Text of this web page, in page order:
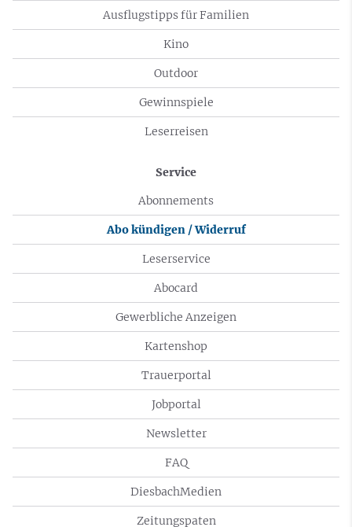
Ausflugstipps für Familien
Kino
Outdoor
Gewinnspiele
Leserreisen
Service
Abonnements
Abo kündigen / Widerruf
Leserservice
Abocard
Gewerbliche Anzeigen
Kartenshop
Trauerportal
Jobportal
Newsletter
FAQ
DiesbachMedien
Zeitungspaten